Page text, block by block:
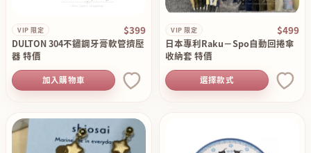
VIP 限定 $399
DULTON 304不鏽鋼牙膏軟管擠壓
器 特價
加入購物車
VIP 限定 $499
日本專利Raku－Spo自動回捲傘
收納套 特價
選擇款式